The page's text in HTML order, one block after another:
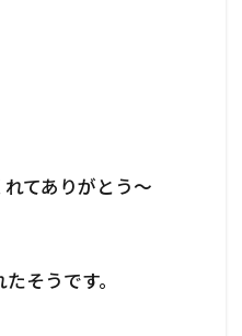
てありがとう～
そうです。